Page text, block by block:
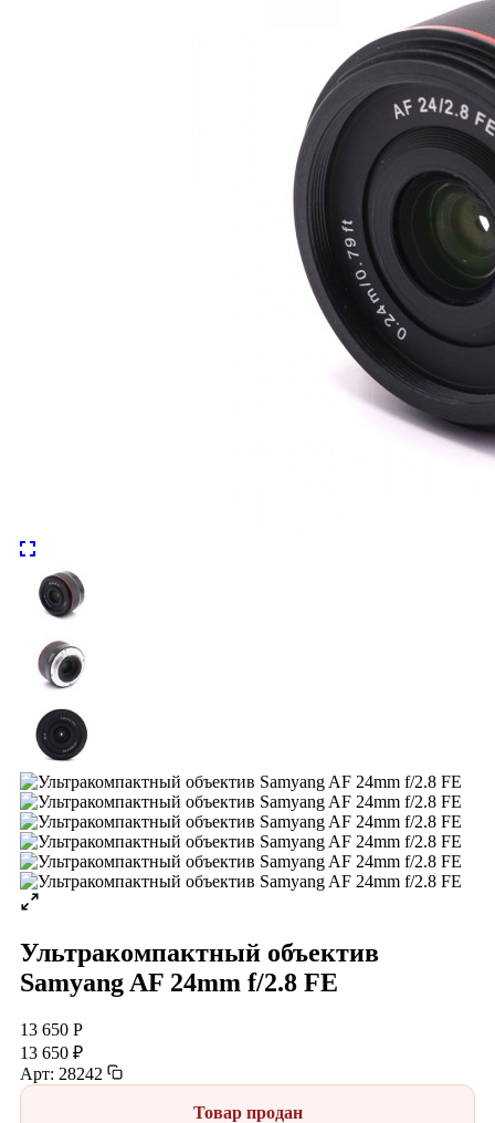
Ультракомпактный объектив
Samyang AF 24mm f/2.8 FE
13 650 Р
13 650 ₽
Арт: 28242
Товар продан